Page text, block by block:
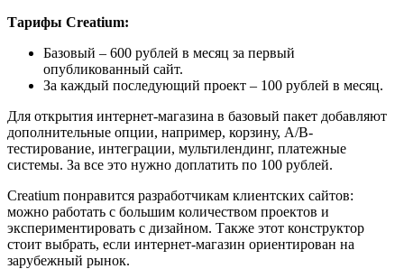
Тарифы Creatium:
Базовый – 600 рублей в месяц за первый
опубликованный сайт.
За каждый последующий проект – 100 рублей в месяц.
Для открытия интернет-магазина в базовый пакет добавляют
дополнительные опции, например, корзину, A/B-
тестирование, интеграции, мультилендинг, платежные
системы. За все это нужно доплатить по 100 рублей.
Creatium понравится разработчикам клиентских сайтов:
можно работать с большим количеством проектов и
экспериментировать с дизайном. Также этот конструктор
стоит выбрать, если интернет-магазин ориентирован на
зарубежный рынок.